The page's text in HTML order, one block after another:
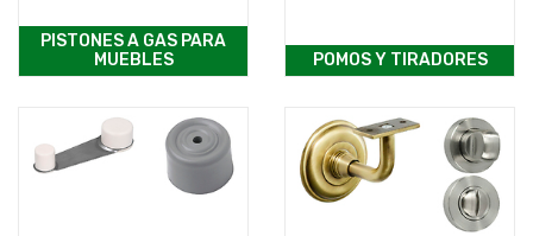
PISTONES A GAS PARA
MUEBLES
POMOS Y TIRADORES